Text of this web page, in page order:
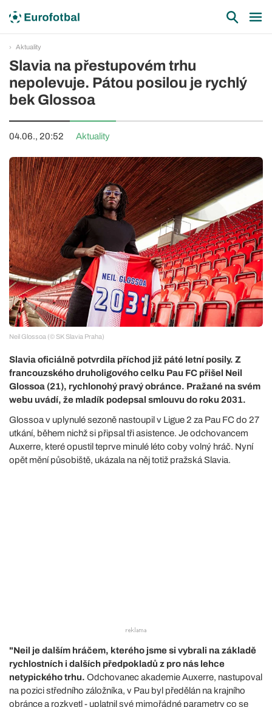
Aktuality
Slavia na přestupovém trhu
nepolevuje. Pátou posilou je rychlý
bek Glossoa
04.06., 20:52 Aktuality
Neil Glossoa (© SK Slavia Praha)
Slavia oficiálně potvrdila příchod již páté letní posily. Z
francouzského druholigového celku Pau FC přišel Neil
Glossoa (21), rychlonohý pravý obránce. Pražané na svém
webu uvádí, že mladík podepsal smlouvu do roku 2031.
Glossoa v uplynulé sezoně nastoupil v Ligue 2 za Pau FC do 27
utkání, během nichž si připsal tři asistence. Je odchovancem
Auxerre, které opustil teprve minulé léto coby volný hráč. Nyní
opět mění působiště, ukázala na něj totiž pražská Slavia.
"Neil je dalším hráčem, kterého jsme si vybrali na základě
rychlostních i dalších předpokladů z pro nás lehce
netypického trhu. Odchovanec akademie Auxerre, nastupoval
na pozici středního záložníka, v Pau byl předělán na krajního
obránce a rozkvetl - uplatnil své mimořádné parametry co se